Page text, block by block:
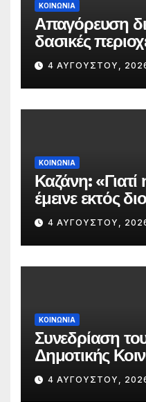
ΚΟΙΝΩΝΙΑ
Απαγόρευση
δασικές
πολύ υψηλού
πυρκαγιάς
4 ΑΥΓΟΎΣΤΟΥ,
ΚΟΙΝΩΝΙΑ
Καζάνη:
έμεινε εκτός
δασκάλων;»
4 ΑΥΓΟΎΣΤΟΥ,
ΚΟΙΝΩΝΙΑ
Συνεδρίαση
Δημοτικής
την 5
4 ΑΥΓΟΎΣΤΟΥ,